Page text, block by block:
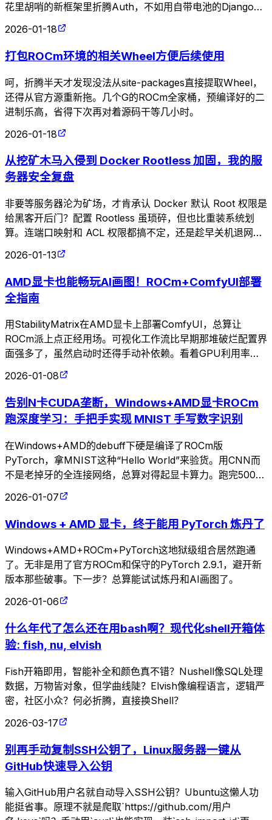
花里胡哨的新框架里折腾Auth，不如用自带电池的Django把
产品做稳。回旋镖来得真快。
2026-01-18
打包ROCm环境的相关Wheel方便后续使用
呵，折腾半天才发现没法从site-packages直接提取Wheel，
还得从官方源重新拖。几个G的ROCm全家桶，预编译好的二
进制乐高，省得下次再对着源码干等几小时。
2026-01-18
从挖矿木马入侵到 Docker Rootless 加固，我的服
务器安全复盘
非要等服务器沦为矿场，才肯承认 Docker 默认 Root 权限是
给黑客开后门？配置 Rootless 虽琐碎，但也比重装系统划
算。连端口映射和 ACL 权限都搞不定，还是趁早关机退网，
别在生产环境裸奔了。
2026-01-13
AMD显卡也能畅玩AI画图！ROCm+ComfyUI部署
全指南
用StabilityMatrix在AMD显卡上部署ComfyUI，总算让
ROCm派上点正经用场。可视化工作流比早期那堆破烂配置界
面强多了，虽然启动时还得手动补依赖。看着GPU利用率拉
满生成图像，这才算没白折腾。
2026-01-08
告别N卡CUDA垄断，Windows+AMD显卡ROCm
跑深度学习：手把手实现 MNIST 手写数字识别
在Windows+AMD的debuff下硬是编译了ROCm版
PyTorch，拿MNIST这种“Hello World”来验货。用CNN而
不是老掉牙的全连接网络，总算对得起显卡算力。跑完500个
2026-01-07
Windows + AMD 显卡，终于能用 PyTorch 炼丹了
Windows+AMD+ROCm+PyTorch这地狱级组合居然跑通
了。无非是用了官方ROCm和保守的PyTorch 2.9.1，避开新
版本那些破事。下一步？总算能试试炼丹和AI画图了。
2026-01-06
什么年代了怎么还在用bash啊？现代化shell开箱体
验: fish, nu, elvish
Fish开箱即用，智能补全和颜色真不错？Nushell像SQL处理
数据，万物皆对象，但学曲线陡？Elvish像编程语言，逻辑严
密，社区小众？何必折腾，直接换Shell？
2026-03-17
别再手动复制SSH公钥了，Linux服务器一键从
GitHub快速导入公钥
输入GitHub用户名就自动导入SSH公钥？Ubuntu这懒人功
能挺省事。原理不就是爬取`https://github.com/用户